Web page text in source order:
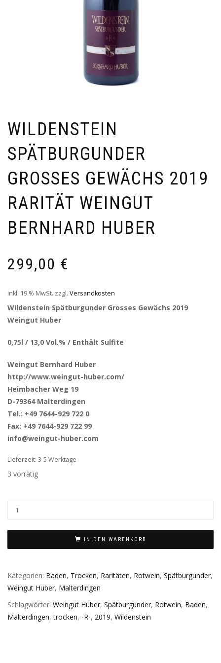
WILDENSTEIN
SPÄTBURGUNDER
GROSSES GEWÄCHS 2019
RARITÄT WEINGUT
BERNHARD HUBER
299,00 €
inkl. 19 % MwSt. zzgl. Versandkosten
Wildenstein Spätburgunder Grosses Gewächs 2019
Weingut Huber
0,75l / 13,0 Vol.% / Enthält Sulfite
Weingut Bernhard Huber
http://www.weingut-huber.com/
Heimbacher Weg 19
D-79364 Malterdingen
Tel.: +49 7644-929 722 0
Fax: +49 7644-929 722 99
info@weingut-huber.com
Lieferzeit: 3-5 Werktage
3 vorrätig
IN DEN WARENKORB
Kategorien: Baden, Trocken, Raritäten, Rotwein, Spätburgunder,
Weingut Huber, Malterdingen
Schlagwörter: Weingut Huber, Spätburgunder, Rotwein, Baden,
Malterdingen,trocken, -R-, 2019, Wildenstein